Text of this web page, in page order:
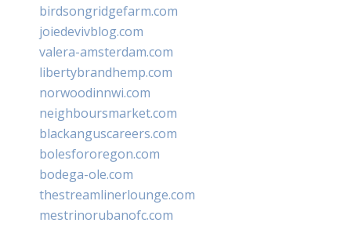
birdsongridgefarm.com
joiedevivblog.com
valera-amsterdam.com
libertybrandhemp.com
norwoodinnwi.com
neighboursmarket.com
blackanguscareers.com
bolesfororegon.com
bodega-ole.com
thestreamlinerlounge.com
mestrinorubanofc.com